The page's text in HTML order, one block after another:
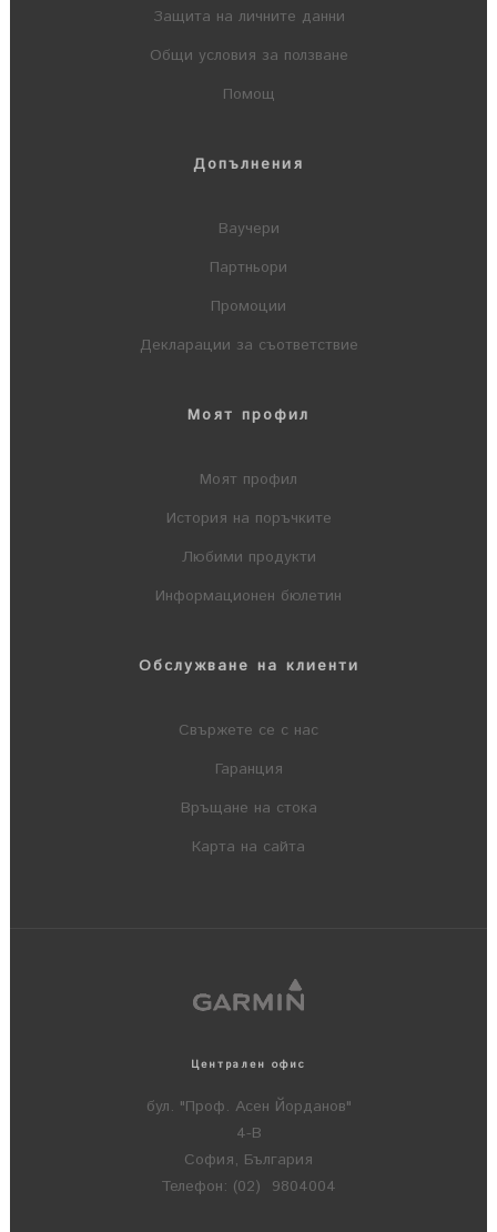
Защита на личните данни
Общи условия за ползване
Помощ
Допълнения
Ваучери
Партньори
Промоции
Декларации за съответствие
Моят профил
Моят профил
История на поръчките
Любими продукти
Информационен бюлетин
Обслужване на клиенти
Свържете се с нас
Гаранция
Връщане на стока
Карта на сайта
Централен офис
бул. "Проф. Асен Йорданов"
4-В
София, България
Телефон: (02) 9804004